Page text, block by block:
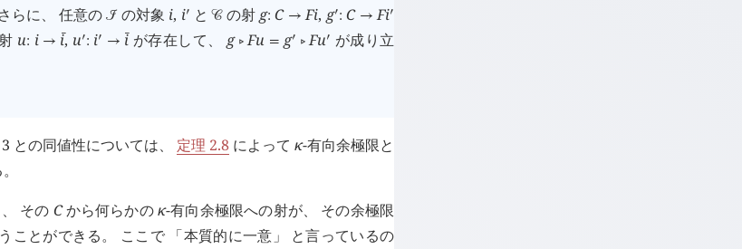
らに、 任意の󰒠 の対象 i, i󰎘 と󰒚の射 g: C → Fi, g󰎘: C → Fi󰎘
u: i → 󰔄
i, u󰎘: i󰎘 → 󰔄
iが存在して、 g 󰖡 Fu = g󰎘 󰖡 Fu󰎘 が成り立
との同値性については、 定理 2.8 によって κ-有向余極限と
その Cから何らかのκ-有向余極限への射が、 その余極限
ことができる。 ここで 「本質的に一意」 と言っているの